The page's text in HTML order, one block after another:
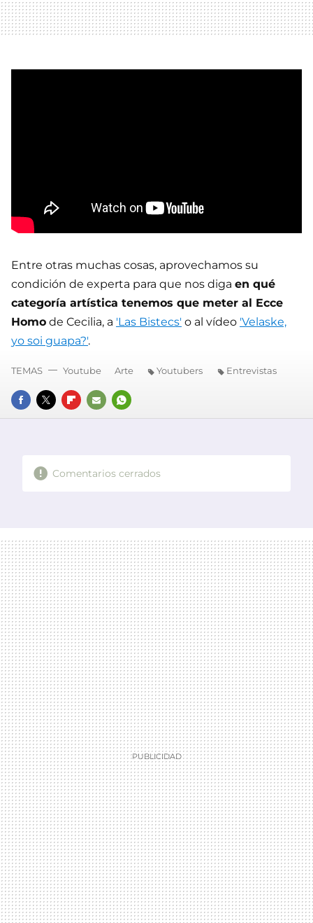
Entre otras muchas cosas, aprovechamos su
condición de experta para que nos diga en qué
categoría artística tenemos que meter al Ecce
Homo de Cecilia, a 'Las Bistecs' o al vídeo 'Velaske,
yo soi guapa?'.
FACEBOOK
TWITTERFLIPBOARD
E-
WHATSAPP
TEMAS Youtube Arte Youtubers Entrevistas
Comentarios cerrados